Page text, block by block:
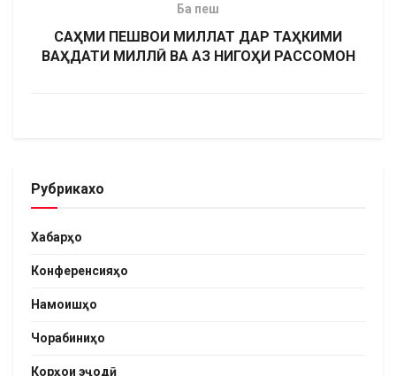
Ба пеш
САҲМИ ПЕШВОИ МИЛЛАТ ДАР ТАҲКИМИ
ВАҲДАТИ МИЛЛӢ ВА АЗ НИГОҲИ РАССОМОН
Рубрикахо
Хабарҳо
Конференсияҳо
Намоишҳо
Чорабиниҳо
Корҳои эҷодӣ